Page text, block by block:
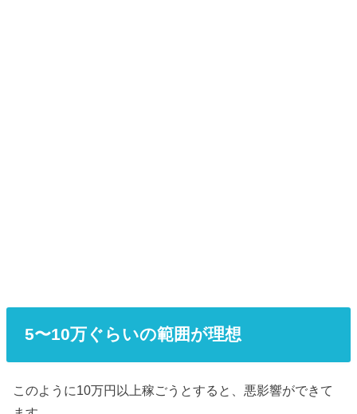
5〜10万ぐらいの範囲が理想
このように10万円以上稼ごうとすると、悪影響ができて